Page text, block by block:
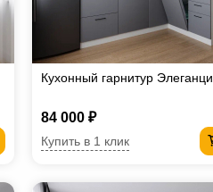
Кухонный гарнитур
84 000 ₽
Купить в 1 клик